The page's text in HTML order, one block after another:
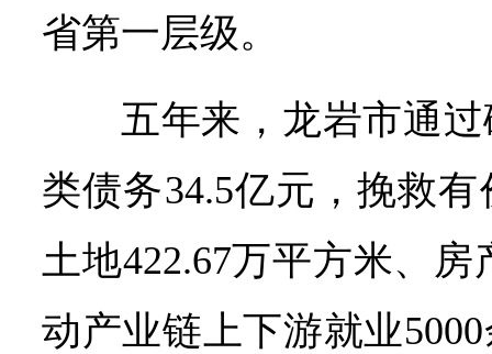
省第一层级。
五年来，龙岩市通
类债务34.5亿元，挽救
土地422.67万平方米、房
动产业链上下游就业